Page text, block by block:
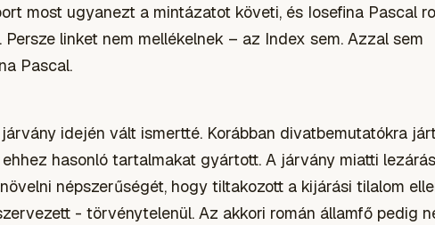
most ugyanezt a mintázatot követi, és Iosefina Pascal
Persze linket nem mellékelnek – az Index sem. Azzal sem
Pascal.
idején vált ismertté. Korábban divatbemutatókra
hasonló tartalmakat gyártott. A járvány miatti
népszerűségét, hogy tiltakozott a kijárási tilalom
- törvénytelenül. Az akkori román államfő pedig